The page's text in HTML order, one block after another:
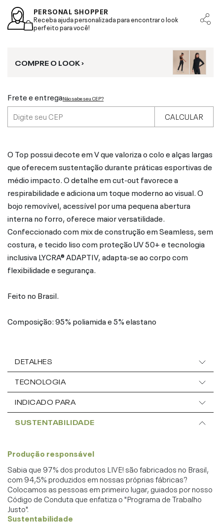
PERSONAL SHOPPER
Receba ajuda personalizada para encontrar o look
perfeito para você!
COMPRE O LOOK ›
Frete e entregaNão sabe seu CEP?
CALCULAR
O Top possui decote em V que valoriza o colo e alças largas
que oferecem sustentação durante práticas esportivas de
médio impacto. O detalhe em cut-out favorece a
respirabilidade e adiciona um toque moderno ao visual. O
bojo removível, acessível por uma pequena abertura
interna no forro, oferece maior versatilidade.
Confeccionado com mix de construção em Seamless, sem
costura, e tecido liso com proteção UV 50+ e tecnologia
inclusiva LYCRA® ADAPTIV, adapta-se ao corpo com
flexibilidade e segurança.
Feito no Brasil.
Composição: 95% poliamida e 5% elastano
DETALHES
TECNOLOGIA
INDICADO PARA
SUSTENTABILIDADE
Produção responsável
Sabia que 97% dos produtos LIVE! são fabricados no Brasil,
com 94,5% produzidos em nossas próprias fábricas?
Colocamos as pessoas em primeiro lugar, guiados por nosso
Código de Conduta que enfatiza o "Programa de Trabalho
Justo".
Sustentabilidade